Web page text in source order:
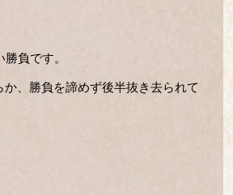
負です。
、勝負を諦めず後半抜き去られて